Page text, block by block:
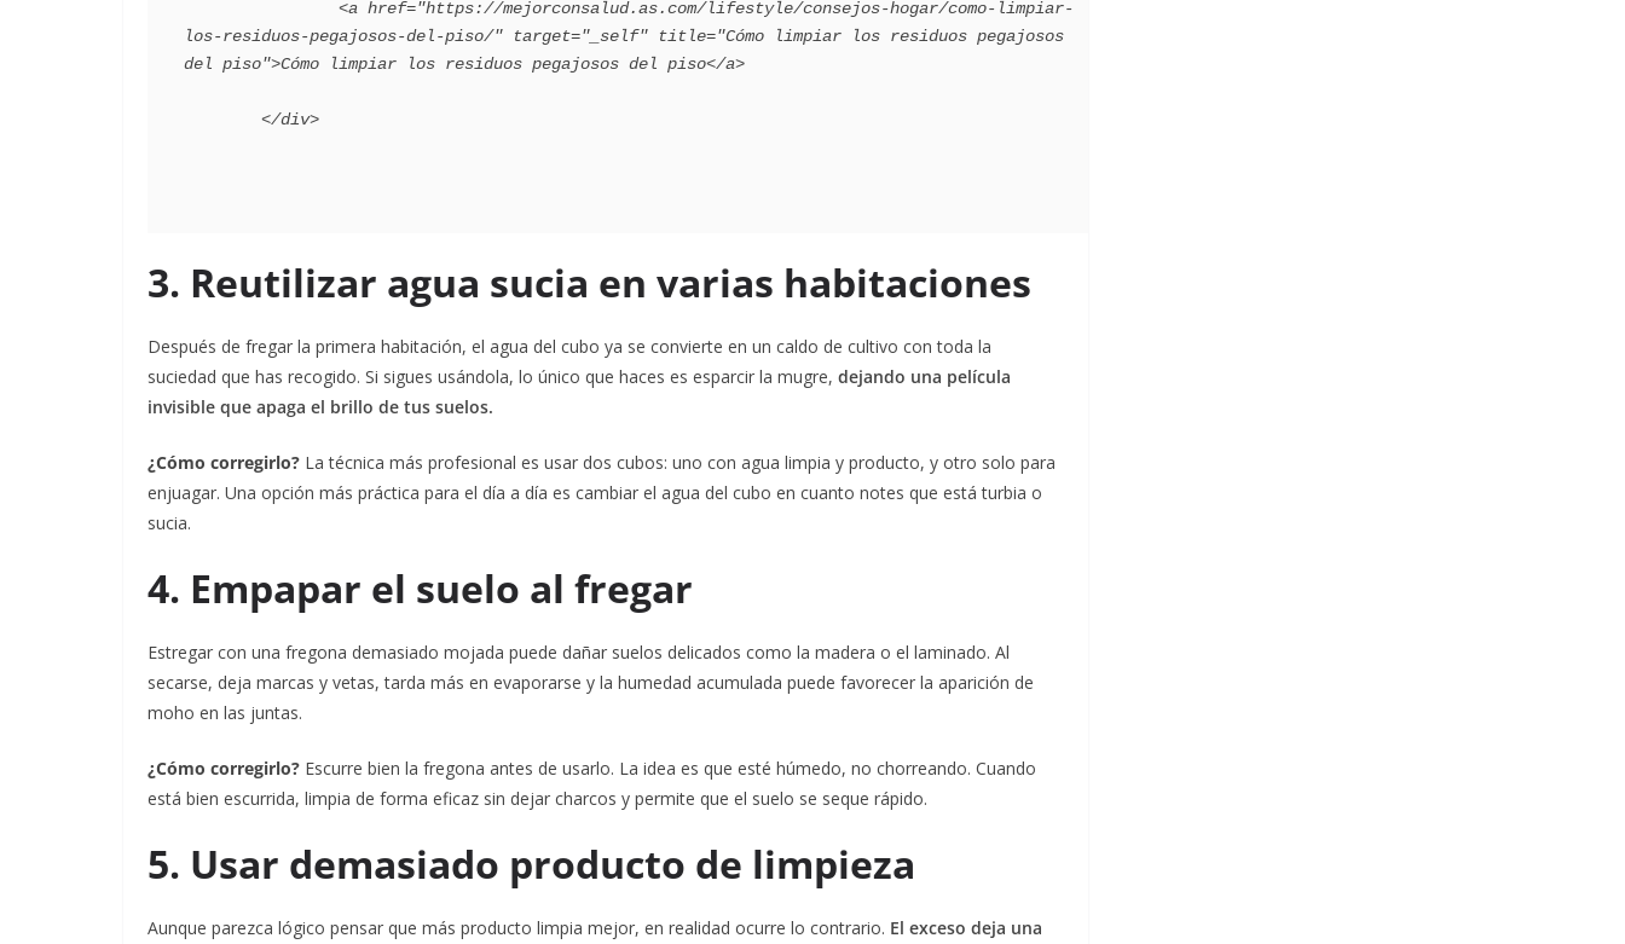
los-residuos-pegajosos-del-piso/" target="_self" title="Cómo limpiar los residuos pegajosos
del piso">Cómo limpiar los residuos pegajosos del piso</a>
3. Reutilizar agua sucia en varias habitaciones
Después de fregar la primera habitación, el agua del cubo ya se convierte en un caldo de cultivo con toda la
suciedad que has recogido. Si sigues usándola, lo único que haces es esparcir la mugre, dejando una película
invisible que apaga el brillo de tus suelos.
¿Cómo corregirlo? La técnica más profesional es usar dos cubos: uno con agua limpia y producto, y otro solo para
enjuagar. Una opción más práctica para el día a día es cambiar el agua del cubo en cuanto notes que está turbia o
sucia.
4. Empapar el suelo al fregar
Estregar con una fregona demasiado mojada puede dañar suelos delicados como la madera o el laminado. Al
secarse, deja marcas y vetas, tarda más en evaporarse y la humedad acumulada puede favorecer la aparición de
moho en las juntas.
¿Cómo corregirlo? Escurre bien la fregona antes de usarlo. La idea es que esté húmedo, no chorreando. Cuando
está bien escurrida, limpia de forma eficaz sin dejar charcos y permite que el suelo se seque rápido.
5. Usar demasiado producto de limpieza
Aunque parezca lógico pensar que más producto limpia mejor, en realidad ocurre lo contrario. El exceso deja una